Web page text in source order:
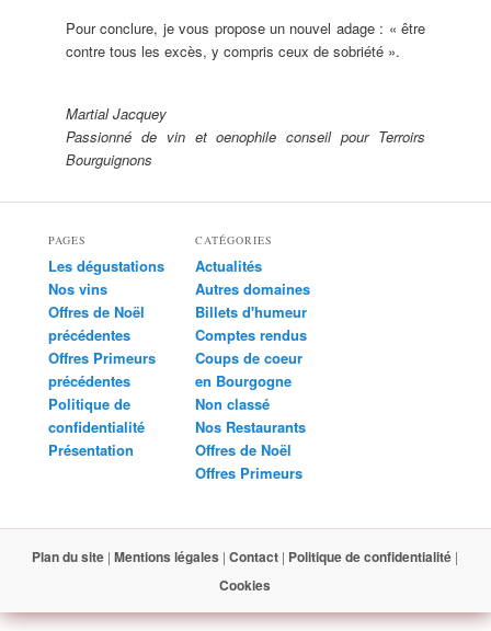
Pour conclure, je vous propose un nouvel adage : « être
contre tous les excès, y compris ceux de sobriété ».
Martial Jacquey
Passionné de vin et oenophile conseil pour Terroirs
Bourguignons
PAGES
Les dégustations
Nos vins
Offres de Noël
précédentes
Offres Primeurs
précédentes
Politique de
confidentialité
Présentation
CATÉGORIES
Actualités
Autres domaines
Billets d'humeur
Comptes rendus
Coups de coeur
en Bourgogne
Non classé
Nos Restaurants
Offres de Noël
Offres Primeurs
Plan du site |Mentions légales |Contact | Politique de confidentialité |
Cookies